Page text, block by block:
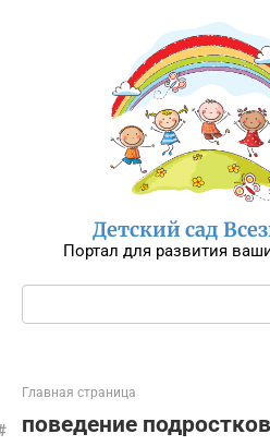
Детский сад
Портал для развития
Поиск:
Главная страница
поведение подростков